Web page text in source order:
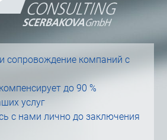
сопровождение компаний с
до 90 %
услуг
с нами лично до заключения